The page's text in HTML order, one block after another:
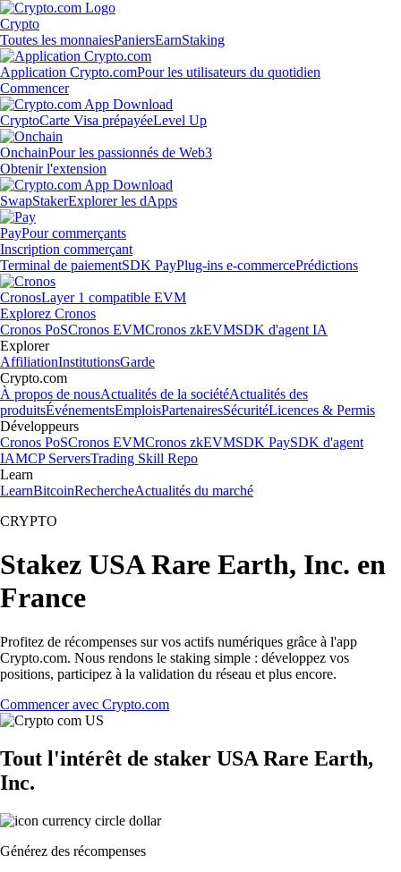
Crypto
Toutes les monnaiesPaniersEarnStaking
Application Crypto.comPour les utilisateurs du quotidien
Commencer
CryptoCarte Visa prépayéeLevel Up
OnchainPour les passionnés de Web3
Obtenir l'extension
SwapStakerExplorer les dApps
PayPour commerçants
Inscription commerçant
Terminal de paiementSDK PayPlug-ins e-commercePrédictions
CronosLayer 1 compatible EVM
Explorez Cronos
Cronos PoSCronos EVMCronos zkEVMSDK d'agent IA
Explorer
AffiliationInstitutionsGarde
Crypto.com
À propos de nousActualités de la sociétéActualités des
produitsÉvénementsEmploisPartenairesSécuritéLicences & Permis
Développeurs
Cronos PoSCronos EVMCronos zkEVMSDK PaySDK d'agent
IAMCP ServersTrading Skill Repo
Learn
LearnBitcoinRechercheActualités du marché
CRYPTO
Stakez USA Rare Earth, Inc. en
France
Profitez de récompenses sur vos actifs numériques grâce à l'app
Crypto.com. Nous rendons le staking simple : développez vos
positions, participez à la validation du réseau et plus encore.
Commencer avec Crypto.com
Tout l'intérêt de staker USA Rare Earth,
Inc.
Générez des récompenses